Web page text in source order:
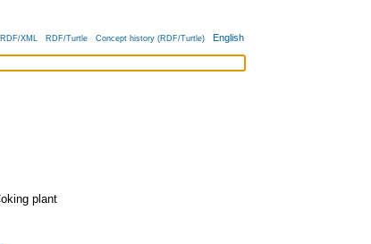
RDF/XML RDF/Turtle Concept history (RDF/Turtle) English
plant